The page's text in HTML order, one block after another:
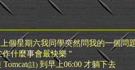
個星期六我同學突然問我的一個問
作什麼事會最快樂 "
(註)到早上06:00 才躺下去